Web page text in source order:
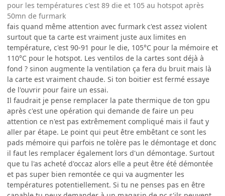
pour les températures c'est 89 die et 105 au hotspot après
50mn de furmark
fais quand même attention avec furmark c'est assez violent
surtout que ta carte est vraiment juste aux limites en
température, c'est 90-91 pour le die, 105°C pour la mémoire et
110°C pour le hotspot. Les ventilos de la cartes sont déjà à
fond ? sinon augmente la ventilation ça fera du bruit mais là
la carte est vraiment chaude. Si ton boitier est fermé essaye
de l'ouvrir pour faire un essai.
Il faudrait je pense remplacer la pate thermique de ton gpu
après c'est une opération qui demande de faire un peu
attention ce n'est pas extrêmement compliqué mais il faut y
aller par étape. Le point qui peut être embêtant ce sont les
pads mémoire qui parfois ne tolère pas le démontage et donc
il faut les remplacer également lors d'un démontage. Surtout
que tu l'as acheté d'occaz alors elle a peut être été démontée
et pas super bien remontée ce qui va augmenter les
températures potentiellement. Si tu ne penses pas en être